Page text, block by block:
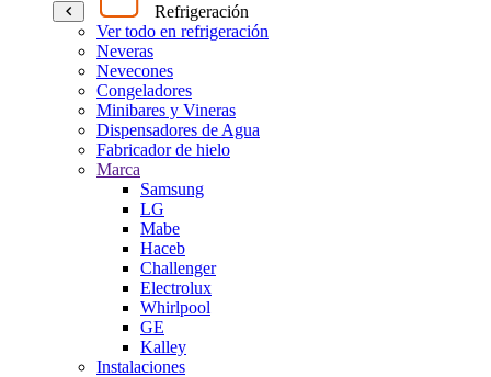
Refrigeración
Ver todo en refrigeración
Neveras
Nevecones
Congeladores
Minibares y Vineras
Dispensadores de Agua
Fabricador de hielo
Marca
Samsung
LG
Mabe
Haceb
Challenger
Electrolux
Whirlpool
GE
Kalley
Instalaciones